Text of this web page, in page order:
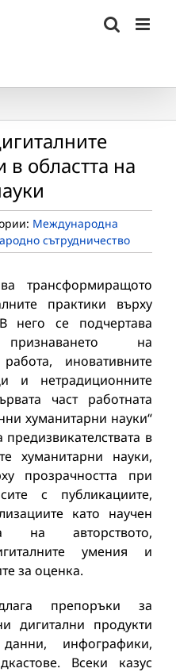
в областта на
Международна
сътрудничество
трансформиращото
практики върху
него се подчертава
на
иновативните
и нетрадиционните
част работната
хуманитарни науки“
в
хуманитарни науки,
прозрачността при
с публикациите,
като научен
на авторството,
умения и
за оценка.
препоръки за
дигитални продукти
инфографики,
Всеки казус